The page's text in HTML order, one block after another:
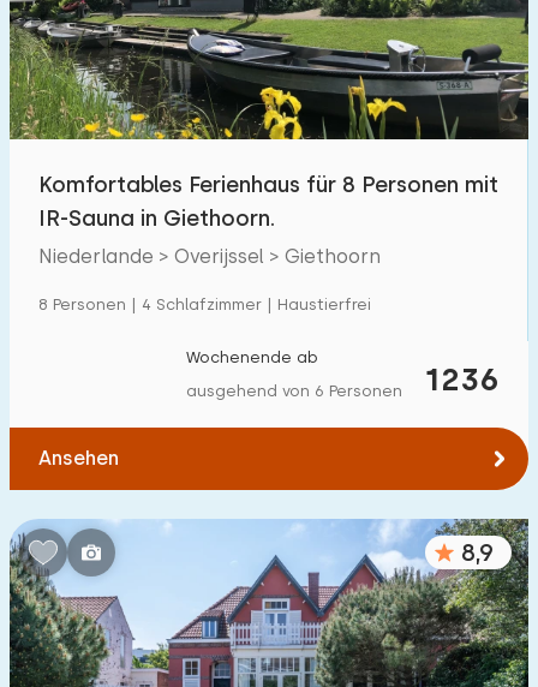
Schwimmbad 1700 +
Eingezäunter Garten 600 +
Haustierfrei 1800 +
Ladestation Auto
€ 0 — € 1000+
Schlafzimmern:
1 2 4 5
Badezimmer:
Komfortables Ferienhaus für 8 Personen mit
IR-Sauna in Giethoorn.
Niederlande > Overijssel > Giethoorn
8 Personen | 4 Schlafzimmer | Haustierfrei
1236
Wochenende ab
ausgehend von 6 Personen
Ansehen
8,9